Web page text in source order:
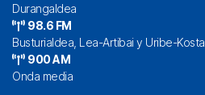
Durangaldea
98.6 FM
Busturialdea, Lea-Artibai y Uribe-Kosta
900 AM
Onda media